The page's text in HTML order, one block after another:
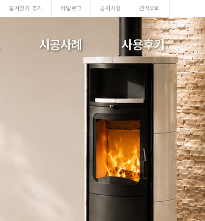
시공사례 사용후기
즐겨찾기 추가 카탈로그 공지사항 견적의뢰